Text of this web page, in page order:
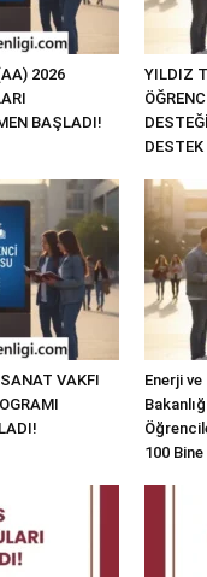
2026
BAŞLADI!
YILDIZ
DESTEK
VAKFI
Enerji
100